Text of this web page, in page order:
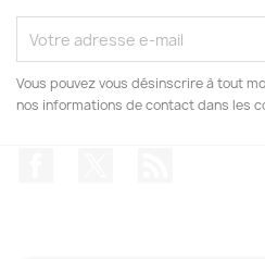
Vous pouvez vous désinscrire à tout
nos informations de contact dans les